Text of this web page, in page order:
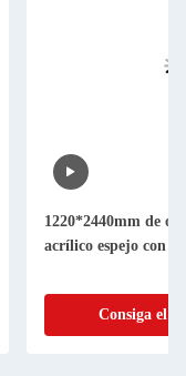
1220*2440mm de
acrílico espejo con
Consiga el